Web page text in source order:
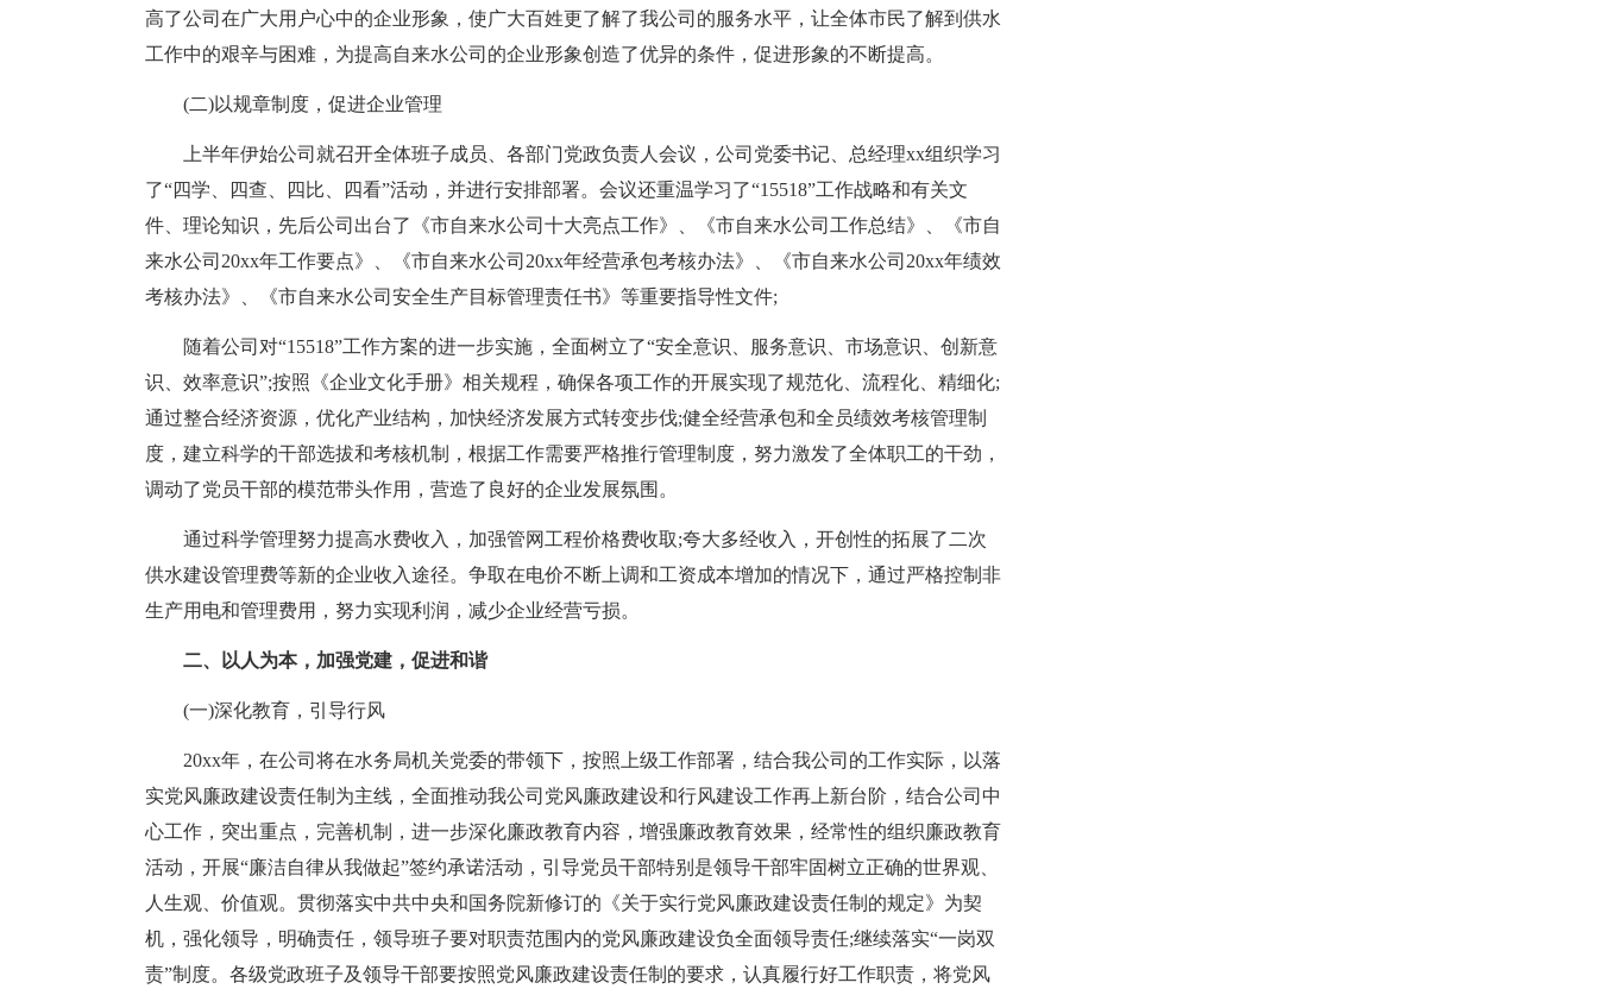
高了公司在广大用户心中的企业形象，使广大百姓更了解了我公司的服务水平，让全体市民了解到供水
工作中的艰辛与困难，为提高自来水公司的企业形象创造了优异的条件，促进形象的不断提高。
(二)以规章制度，促进企业管理
上半年伊始公司就召开全体班子成员、各部门党政负责人会议，公司党委书记、总经理xx组织学习
了“四学、四查、四比、四看”活动，并进行安排部署。会议还重温学习了“15518”工作战略和有关文
件、理论知识，先后公司出台了《市自来水公司十大亮点工作》、《市自来水公司工作总结》、《市自
来水公司20xx年工作要点》、《市自来水公司20xx年经营承包考核办法》、《市自来水公司20xx年绩效
考核办法》、《市自来水公司安全生产目标管理责任书》等重要指导性文件;
随着公司对“15518”工作方案的进一步实施，全面树立了“安全意识、服务意识、市场意识、创新意
识、效率意识”;按照《企业文化手册》相关规程，确保各项工作的开展实现了规范化、流程化、精细化;
通过整合经济资源，优化产业结构，加快经济发展方式转变步伐;健全经营承包和全员绩效考核管理制
度，建立科学的干部选拔和考核机制，根据工作需要严格推行管理制度，努力激发了全体职工的干劲，
调动了党员干部的模范带头作用，营造了良好的企业发展氛围。
通过科学管理努力提高水费收入，加强管网工程价格费收取;夸大多经收入，开创性的拓展了二次
供水建设管理费等新的企业收入途径。争取在电价不断上调和工资成本增加的情况下，通过严格控制非
生产用电和管理费用，努力实现利润，减少企业经营亏损。
二、以人为本，加强党建，促进和谐
(一)深化教育，引导行风
20xx年，在公司将在水务局机关党委的带领下，按照上级工作部署，结合我公司的工作实际，以落
实党风廉政建设责任制为主线，全面推动我公司党风廉政建设和行风建设工作再上新台阶，结合公司中
心工作，突出重点，完善机制，进一步深化廉政教育内容，增强廉政教育效果，经常性的组织廉政教育
活动，开展“廉洁自律从我做起”签约承诺活动，引导党员干部特别是领导干部牢固树立正确的世界观、
人生观、价值观。贯彻落实中共中央和国务院新修订的《关于实行党风廉政建设责任制的规定》为契
机，强化领导，明确责任，领导班子要对职责范围内的党风廉政建设负全面领导责任;继续落实“一岗双
责”制度。各级党政班子及领导干部要按照党风廉政建设责任制的要求，认真履行好工作职责，将党风